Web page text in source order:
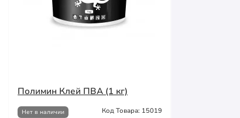
Полимин Клей ПВА (1 кг)
Нет в наличии Код Товара: 15019